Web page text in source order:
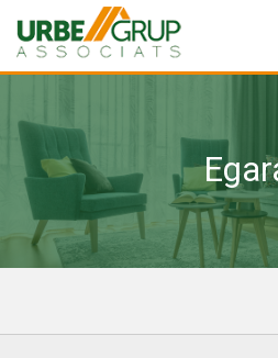
Modificar cookies
Tècniques i funcionals
de les mateixes. L'usuari té la